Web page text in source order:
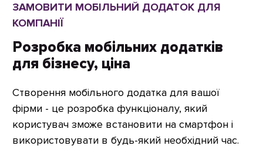
ЗАМОВИТИ МОБІЛЬНИЙ ДОДАТОК ДЛЯ
КОМПАНІЇ
Розробка мобільних додатків
для бізнесу, ціна
Створення мобільного додатка для вашої
фірми - це розробка функціоналу, який
користувач зможе встановити на смартфон і
використовувати в будь-який необхідний час.